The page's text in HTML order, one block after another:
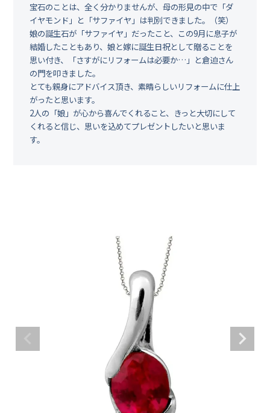
宝石のことは、全く分かりませんが、母の形見の中で「ダ
イヤモンド」と「サファイヤ」は判別できました。（笑）
娘の誕生石が「サファイヤ」だったこと、この9月に息子が
結婚したこともあり、娘と嫁に誕生日祝として贈ることを
思い付き、「さすがにリフォームは必要か…」と倉迫さん
の門を叩きました。
とても親身にアドバイス頂き、素晴らしいリフォームに仕上
がったと思います。
2人の「娘」が心から喜んでくれること、きっと大切にして
くれると信じ、思いを込めてプレゼントしたいと思いま
す。